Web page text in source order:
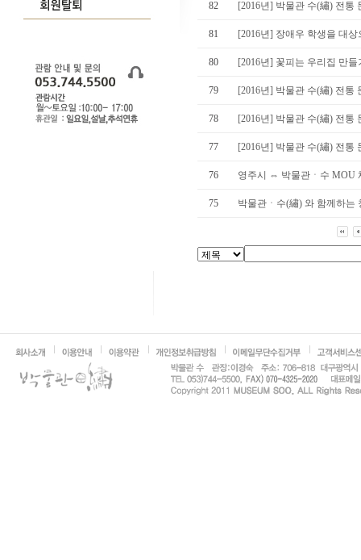
82 [2016년] 박물관 수(繡) 전통
81 [2016년] 장애우 학생을 대
80 [2016년] 꽃피는 우리집 만들
79 [2016년] 박물관 수(繡) 전통
78 [2016년] 박물관 수(繡) 전통
77 [2016년] 박물관 수(繡) 전통
76 영주시 ⇔ 박물관ㆍ수 MOU
75 박물관ㆍ수(繡) 와 함께하는